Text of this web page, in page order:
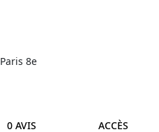
Paris 8e
0 AVIS ACCÈS